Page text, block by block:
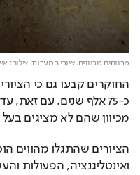
מרווחים מכוונים. ציורי המערות,צילום:
מכיוון שהם לא מציגים בעל